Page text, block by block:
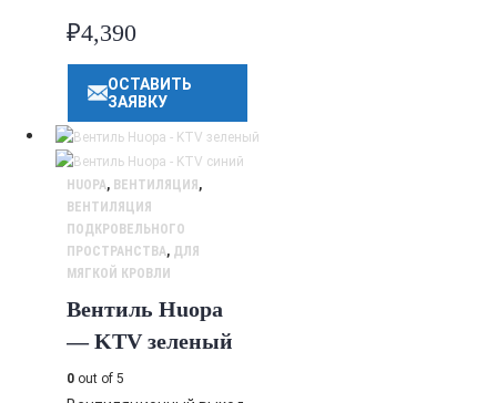
₽4,390
ОСТАВИТЬ
ЗАЯВКУ
HUOPA, ВЕНТИЛЯЦИЯ ,
ВЕНТИЛЯЦИЯ
ПОДКРОВЕЛЬНОГО
ПРОСТРАНСТВА, ДЛЯ
МЯГКОЙ КРОВЛИ
Вентиль Huopa
— KTV зеленый
0 out of 5